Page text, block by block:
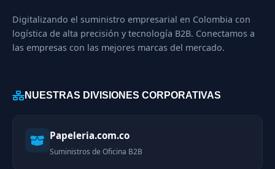
Digitalizando el suministro empresarial en Colombia con
logística de alta precisión y tecnología B2B. Conectamos a
las empresas con las mejores marcas del mercado.
NUESTRAS DIVISIONES CORPORATIVAS
Papeleria.com.co
Suministros de Oficina B2B